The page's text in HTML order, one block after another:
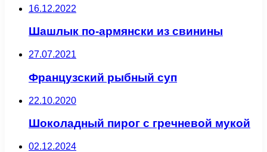
16.12.2022
Шашлык по-армянски из свинины
27.07.2021
Французский рыбный суп
22.10.2020
Шоколадный пирог с гречневой мукой
02.12.2024